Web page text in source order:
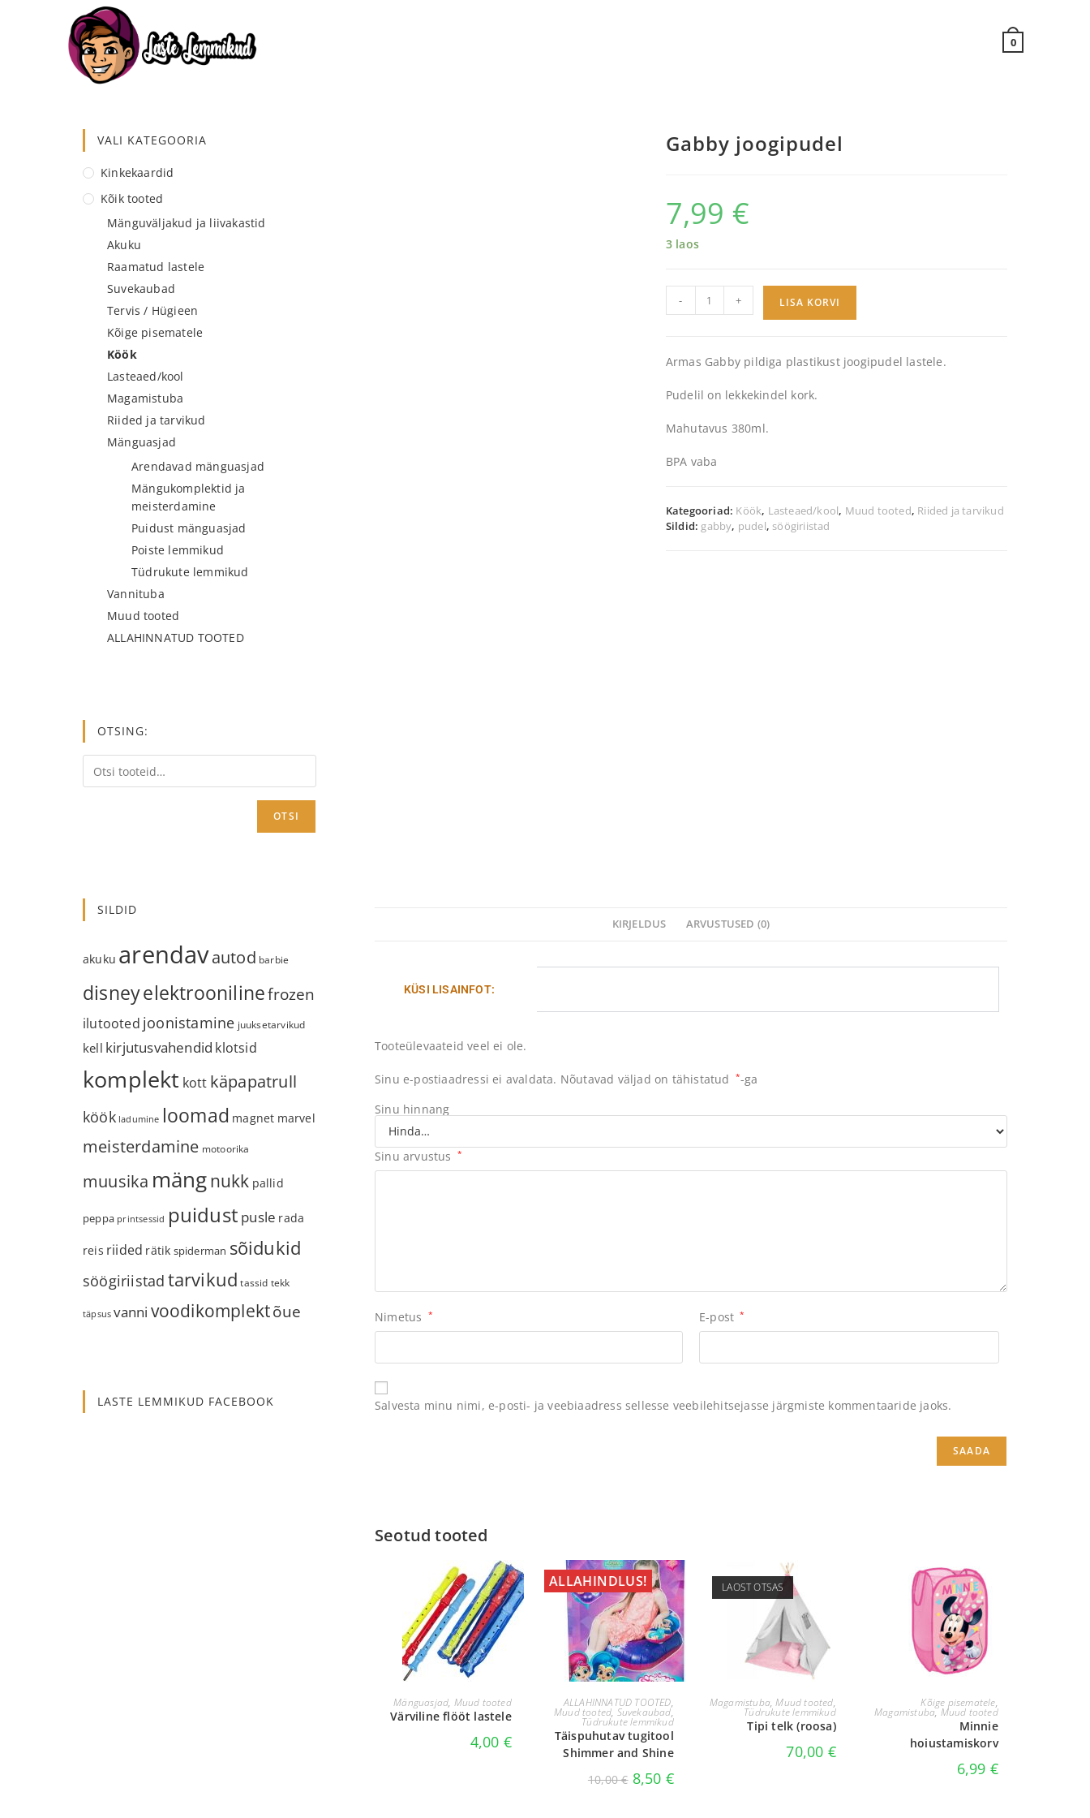
0
Gabby joogipudel
7,99 €
3 laos
- + LISA KORVI
Armas Gabby pildiga plastikust joogipudel lastele.
Pudelil on lekkekindel kork.
Mahutavus 380ml.
BPA vaba
Kategooriad: Köök, Lasteaed/kool, Muud tooted, Riided ja tarvikud
Sildid: gabby, pudel, söögiriistad
KIRJELDUS ARVUSTUSED (0)
KÜSI LISAINFOT:
Tooteülevaateid veel ei ole.
Sinu e-postiaadressi ei avaldata. Nõutavad väljad on tähistatud *-ga
Sinu hinnang
Sinu arvustus *
Nimetus * E-post *
Salvesta minu nimi, e-posti- ja veebiaadress sellesse veebilehitsejasse järgmiste kommentaaride jaoks.
Seotud tooted
VALI
Mänguasjad, Muud tooted
Värviline flööt lastele
4,00 €
ALLAHINDLUS!
LISA KORVI
ALLAHINNATUD TOOTED,
Muud tooted, Suvekaubad,
Tüdrukute lemmikud
Täispuhutav tugitool
Shimmer and Shine
10,00€ 8,50 €
LAOST OTSAS
LOE EDASI
Magamistuba,Muud tooted,
Tüdrukute lemmikud
Tipi telk (roosa)
70,00 €
LISA KORVI
Kõige pisematele,
Magamistuba,Muud tooted
Minnie
hoiustamiskorv
6,99 €
VALI KATEGOORIA
Kinkekaardid
Kõik tooted
Mänguväljakud ja liivakastid
Akuku
Raamatud lastele
Suvekaubad
Tervis / Hügieen
Kõige pisematele
Köök
Lasteaed/kool
Magamistuba
Riided ja tarvikud
Mänguasjad
Arendavad mänguasjad
Mängukomplektid ja
meisterdamine
Puidust mänguasjad
Poiste lemmikud
Tüdrukute lemmikud
Vannituba
Muud tooted
ALLAHINNATUD TOOTED
OTSING:
OTSI
SILDID
akuku arendavautod barbie
disneyelektroonilinefrozen
ilutooted joonistamine juuksetarvikud
kell kirjutusvahendid klotsid
komplekt kott käpapatrull
köök ladumine loomad magnet marvel
meisterdamine motoorika
muusika mängnukk pallid
peppa printsessid puidust pusle rada
reis riided rätik spiderman sõidukid
söögiriistad tarvikud tassid tekk
täpsus vanni voodikomplektõue
LASTE LEMMIKUD FACEBOOK